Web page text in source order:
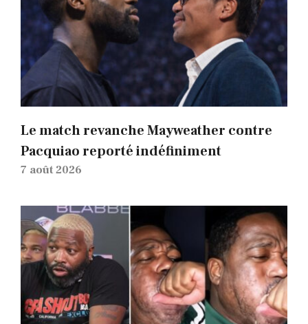
Le match revanche Mayweather contre
Pacquiao reporté indéfiniment
7 août 2026